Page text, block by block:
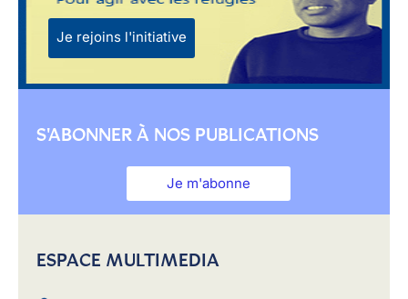
Je rejoins l'initiative
S'ABONNER À NOS PUBLICATIONS
Je m'abonne
ESPACE MULTIMEDIA